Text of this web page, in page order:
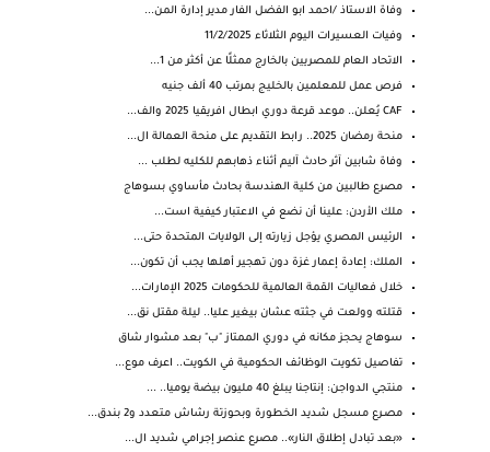
وفاة الاستاذ /احمد ابو الفضل الفار مدير إدارة المن...
وفيات العسيرات اليوم الثلاثاء 11/2/2025
الاتحاد العام للمصريين بالخارج ممثلًا عن أكثر من 1...
فرص عمل للمعلمين بالخليج بمرتب 40 ألف جنيه
CAF يُعلن.. موعد قرعة دوري ابطال افريقيا 2025 والف...
منحة رمضان 2025.. رابط التقديم على منحة العمالة ال...
وفاة شابين آثر حادث آليم أثناء ذهابهم للكليه لطلب ...
مصرع طالبين من كلية الهندسة بحادث مأساوي بسوهاج
ملك ⁧‫الأردن‬⁩: علينا أن نضع في الاعتبار كيفية است...
الرئيس المصري يؤجل زيارته إلى الولايات المتحدة حتى...
الملك: إعادة إعمار غزة دون تهجير أهلها يجب أن تكون...
خلال فعاليات القمة العالمية للحكومات 2025 الإمارات...
قتلته وولعت في جثته عشان بيغير عليا.. ليلة مقتل نق...
سوهاج يحجز مكانه في دوري الممتاز "ب" بعد مشوار شاق
تفاصيل تكويت الوظائف الحكومية في الكويت.. اعرف موع...
منتجي الدواجن: إنتاجنا يبلغ 40 مليون بيضة يوميا.. ...
مصـرع مسجل شديد الخطورة وبحوزتة رشاش متعدد و2 بندق...
«بعد تبادل إطلاق النار».. مصرع عنصر إجرامي شديد ال...